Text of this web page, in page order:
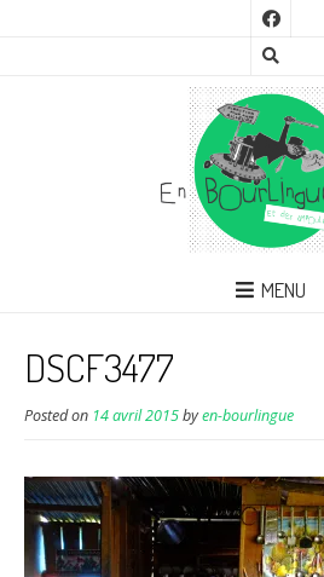
MENU
DSCF3477
Posted on 14 avril 2015byen-bourlingue